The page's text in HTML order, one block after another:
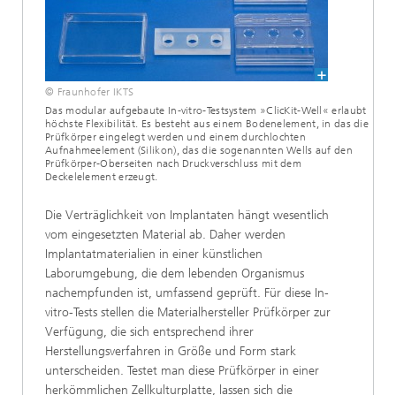
© Fraunhofer IKTS
Das modular aufgebaute In-vitro-Testsystem »ClicKit-Well« erlaubt
höchste Flexibilität. Es besteht aus einem Bodenelement, in das die
Prüfkörper eingelegt werden und einem durchlochten
Aufnahmeelement (Silikon), das die sogenannten Wells auf den
Prüfkörper-Oberseiten nach Druckverschluss mit dem
Deckelelement erzeugt.
Die Verträglichkeit von Implantaten hängt wesentlich
vom eingesetzten Material ab. Daher werden
Implantatmaterialien in einer künstlichen
Laborumgebung, die dem lebenden Organismus
nachempfunden ist, umfassend geprüft. Für diese In-
vitro-Tests stellen die Materialhersteller Prüfkörper zur
Verfügung, die sich entsprechend ihrer
Herstellungsverfahren in Größe und Form stark
unterscheiden. Testet man diese Prüfkörper in einer
herkömmlichen Zellkulturplatte, lassen sich die